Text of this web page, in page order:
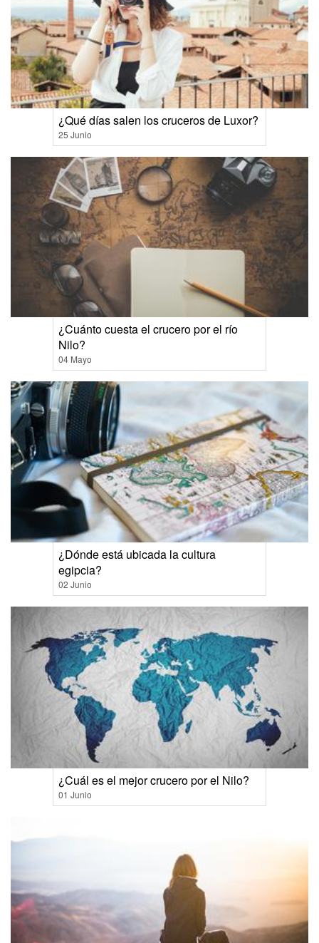
¿Qué días salen los cruceros de Luxor?
25 Junio
¿Cuánto cuesta el crucero por el río
Nilo?
04 Mayo
¿Dónde está ubicada la cultura
egipcia?
02 Junio
¿Cuál es el mejor crucero por el Nilo?
01 Junio